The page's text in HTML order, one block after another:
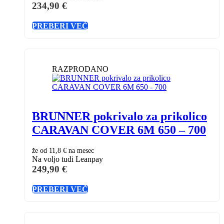
234,90 €
PREBERI VEČ
RAZPRODANO
BRUNNER pokrivalo za prikolico
CARAVAN COVER 6M 650 – 700
že od 11,8 € na mesec
Na voljo tudi Leanpay
249,90 €
PREBERI VEČ